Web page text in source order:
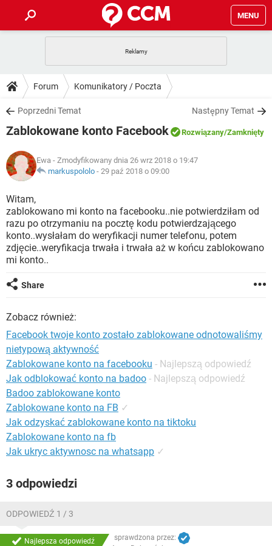
MENU
GRY WHATSAPP
SPOTIFY
INSTAGRAM FACEBOOK
WINDOWS 10
PORADY
PlayStation TIKTOK
INSTAGRAM FACEBOOK
WINDOWS 10
DO POBRANIA
ANDROID TIKTOK
GRY
IOS NETFLIX
INSTAGRAM
WINDOWS 10
COVID-19 TIKTOK
GRY
SPOTIFY
INSTAGRAM FACEBOOK
WINDOWS 10
ARTYKUŁY
COVID-19
GRY WHATSAPP
SPOTIFY NETFLIX
INSTAGRAM
WINDOWS 10
Forum Komunikatory / Poczta
Poprzedni Temat Następny Temat
Zablokowane konto Facebook Rozwiązany/Zamknięty
Ewa - Zmodyfikowany dnia 26 wrz 2018 o 19:47
markuspololo - 29 paź 2018 o 09:00
Witam,
zablokowano mi konto na facebooku..nie potwierdziłam od
razu po otrzymaniu na pocztę kodu potwierdzającego
konto..wysłałam do weryfikacji numer telefonu, potem
zdjęcie..weryfikacja trwała i trwała aż w końcu zablokowano
mi konto..
Share
Zobacz również:
Facebook twoje konto zostało zablokowane odnotowaliśmy
nietypową aktywność
Zablokowane konto na facebooku - Najlepszą odpowiedź
Jak odblokować konto na badoo - Najlepszą odpowiedź
Badoo zablokowane konto
Zablokowane konto na FB ✓
Jak odzyskać zablokowane konto na tiktoku
Zablokowane konto na fb
Jak ukryc aktywnosc na whatsapp ✓
3 odpowiedzi
ODPOWIEDŹ 1 / 3
Najlepsza odpowiedź
sprawdzona przez: